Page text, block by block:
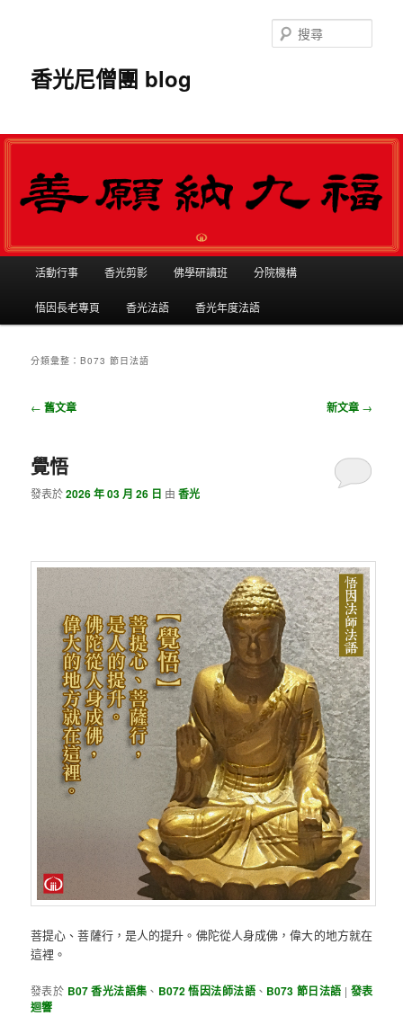
香光尼僧團 blog
尋
跳到主內容
跳到第二內容
活動行事 香光剪影 佛學研讀班 分院機構
悟因長老專頁 香光法語 香光年度法語
分類彙整：B073 節日法語
瀏覽文章
← 舊文章 新文章 →
覺悟
發表於2026 年 03 月 26 日 由香光
菩提心、菩薩行，是人的提升。佛陀從人身成佛，偉大的地方就在
這裡。
發表於 B07 香光法語集 、 B072 悟因法師法語 、 B073 節日法語 | 發表
迴響